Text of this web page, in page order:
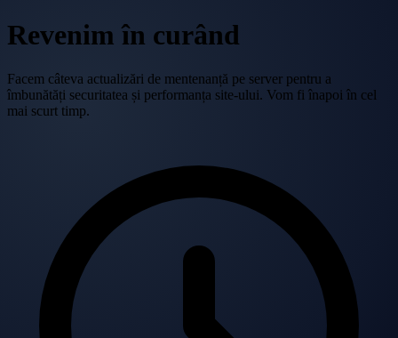
Revenim în curând
Facem câteva actualizări de mentenanță pe server pentru a
îmbunătăți securitatea și performanța site-ului. Vom fi înapoi în cel
mai scurt timp.